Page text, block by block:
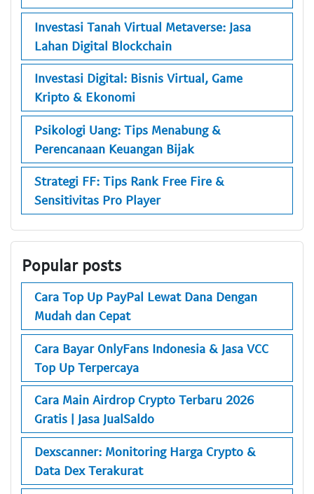
Investasi Tanah Virtual Metaverse: Jasa
Lahan Digital Blockchain
Investasi Digital: Bisnis Virtual, Game
Kripto & Ekonomi
Psikologi Uang: Tips Menabung &
Perencanaan Keuangan Bijak
Strategi FF: Tips Rank Free Fire &
Sensitivitas Pro Player
Popular posts
Cara Top Up PayPal Lewat Dana Dengan
Mudah dan Cepat
Cara Bayar OnlyFans Indonesia & Jasa VCC
Top Up Terpercaya
Cara Main Airdrop Crypto Terbaru 2026
Gratis | Jasa JualSaldo
Dexscanner: Monitoring Harga Crypto &
Data Dex Terakurat